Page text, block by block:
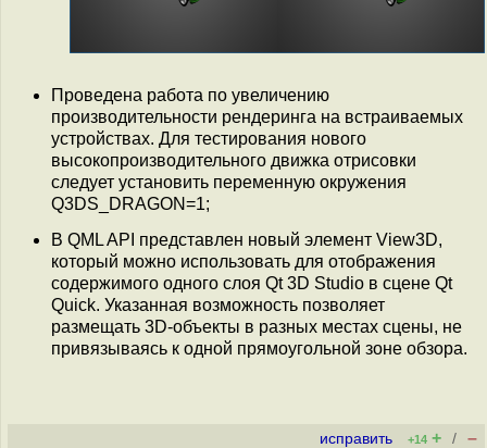
Проведена работа по увеличению
производительности рендеринга на встраиваемых
устройствах. Для тестирования нового
высокопроизводительного движка отрисовки
следует установить переменную окружения
Q3DS_DRAGON=1;
В QML API представлен новый элемент View3D,
который можно использовать для отображения
содержимого одного слоя Qt 3D Studio в сцене Qt
Quick. Указанная возможность позволяет
размещать 3D-объекты в разных местах сцены, не
привязываясь к одной прямоугольной зоне обзора.
исправить +14 + / –